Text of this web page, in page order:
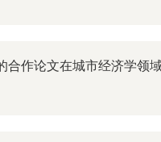
作论文在城市经济学领